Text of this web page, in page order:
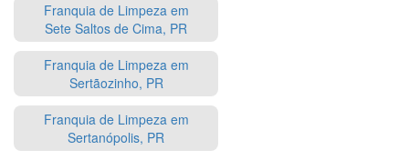
Franquia de Limpeza em
Sete Saltos de Cima, PR
Franquia de Limpeza em
Sertãozinho, PR
Franquia de Limpeza em
Sertanópolis, PR